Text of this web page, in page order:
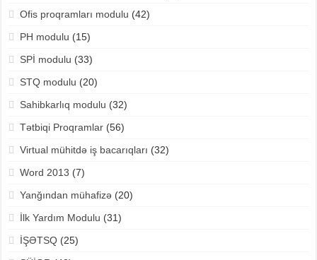
Ofis proqramları modulu (42)
PH modulu (15)
SPİ modulu (33)
STQ modulu (20)
Sahibkarlıq modulu (32)
Tətbiqi Proqramlar(56)
Virtual mühitdə iş bacarıqları (32)
Word 2013 (7)
Yanğından mühafizə(20)
İlk Yardım Modulu (31)
İŞƏTSQ(25)